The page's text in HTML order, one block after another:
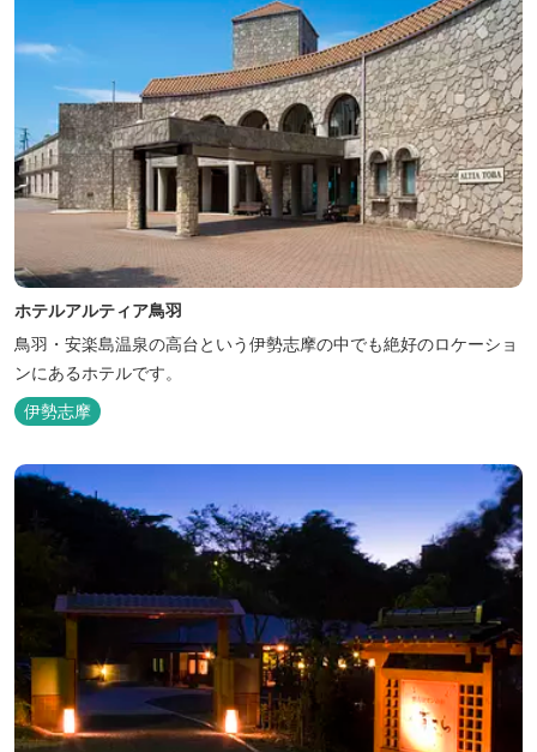
ホテルアルティア鳥羽
鳥羽・安楽島温泉の高台という伊勢志摩の中でも絶好のロケーショ
ンにあるホテルです。
伊勢志摩